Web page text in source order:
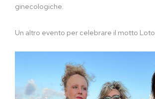
ginecologiche.
Un altro evento per celebrare il motto Loto